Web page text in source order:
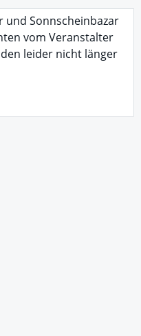
und Sonnscheinbazar
vom Veranstalter
leider nicht länger